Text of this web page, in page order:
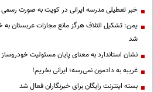
خبر تعطیلی مدرسه ایرانی در کویت به صورت رسمی
یمن: تشکیل ائتلاف هرگز مانع مجازات عربستان
شد
نشان استاندارد به معنای پایان مسئولیت
غریبه به دادمون نمی‌رسه؛ ایرانی بخریم!
بسته اینترنت رایگان برای خبرنگاران فعال شد